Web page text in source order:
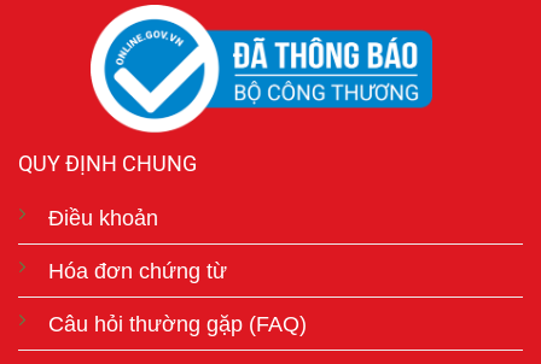
QUY ĐỊNH CHUNG
Điều khoản
Hóa đơn chứng từ
Câu hỏi thường gặp (FAQ)